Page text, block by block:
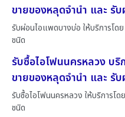
ขายของหลุดจำนำ และ รั
รับผ่อนไอแพดบางบ่อ ให้บริการโด
ชนิด
รับซื้อไอโฟนนครหลวง บ
ขายของหลุดจำนำ และ รั
รับซื้อไอโฟนนครหลวง ให้บริการโ
ชนิด